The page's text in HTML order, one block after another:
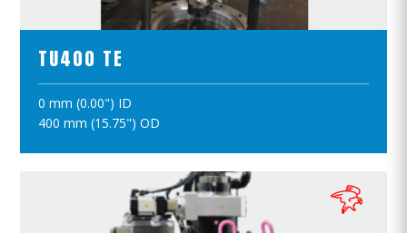
TU400 TE
0 mm (0.00") ID
400 mm (15.75") OD
ПОЛОЖИТЪ В КОРЗИНУ